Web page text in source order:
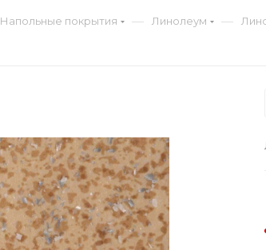
Напольные покрытия — Линолеум —